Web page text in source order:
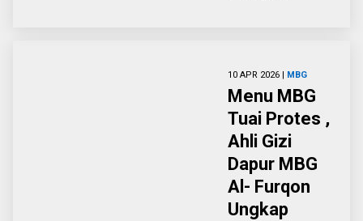
10 APR 2026 | MBG
Menu MBG
Tuai Protes ,
Ahli Gizi
Dapur MBG
Al- Furqon
Ungkap